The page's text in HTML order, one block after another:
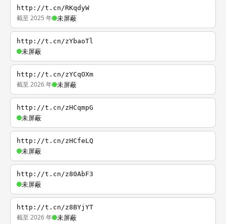
http://t.cn/RKqdyW
截至 2025 年 未屏蔽
http://t.cn/zYbaoTl
未屏蔽
http://t.cn/zYCqOXm
截至 2026 年 未屏蔽
http://t.cn/zHCqmpG
未屏蔽
http://t.cn/zHCfeLQ
未屏蔽
http://t.cn/z80AbF3
未屏蔽
http://t.cn/z8BYjYT
截至 2026 年 未屏蔽